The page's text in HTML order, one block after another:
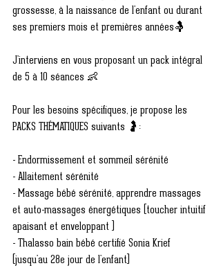
grossesse, à la naissance de l'enfant ou durant
ses premiers mois et premières années🤱
J'interviens en vous proposant un pack intégral
de 5 à 10 séances 👶
Pour les besoins spécifiques, je propose les
PACKS THÉMATIQUES suivants 🤰:
- Endormissement et sommeil sérénité
- Allaitement sérénité
- Massage bébé sérénité, apprendre massages
et auto-massages énergétiques (toucher intuitif
apaisant et enveloppant )
- Thalasso bain bébé certifié Sonia Krief
(jusqu'au 28e jour de l'enfant)